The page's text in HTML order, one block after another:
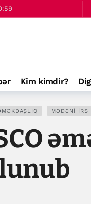
Kim kimdir?
MƏDƏNI IRS